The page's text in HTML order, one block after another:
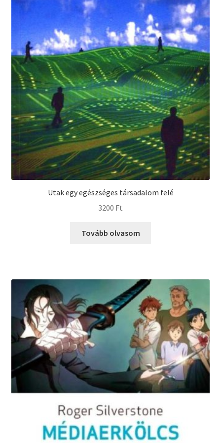
Utak egy egészséges társadalom felé
3200 Ft
Tovább olvasom